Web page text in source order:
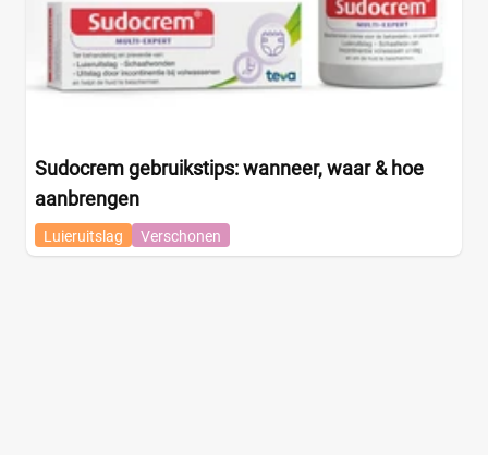
Sudocrem gebruikstips: wanneer, waar & hoe
aanbrengen
Luieruitslag Verschonen